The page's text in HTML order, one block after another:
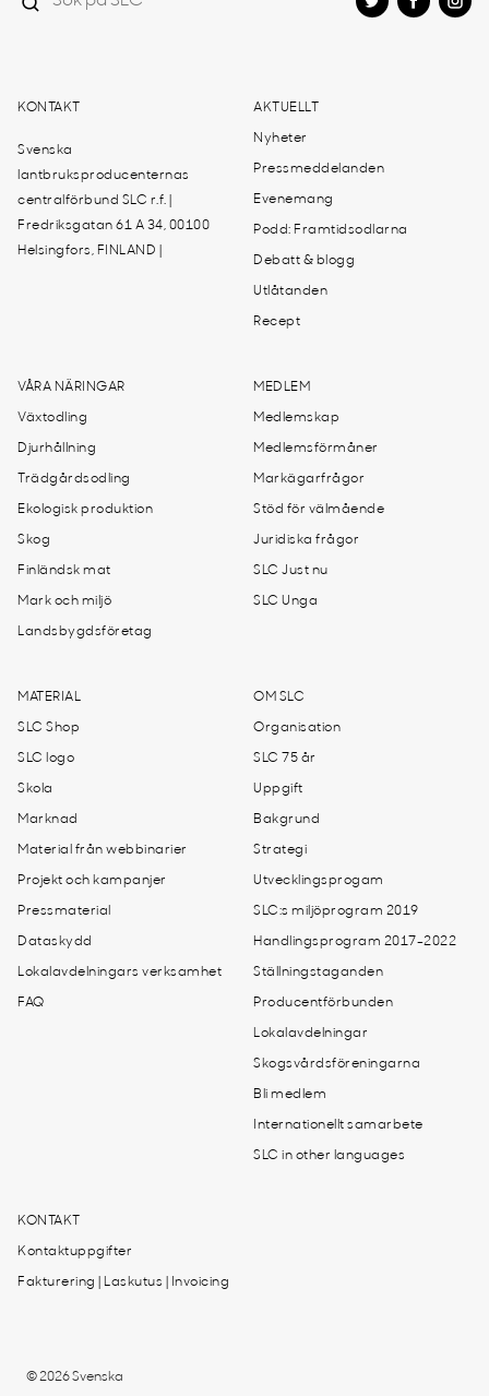
KONTAKT
Svenska
lantbruksproducenternas
centralförbund SLC r.f. |
Fredriksgatan 61 A 34, 00100
Helsingfors, FINLAND |
AKTUELLT
Nyheter
Pressmeddelanden
Evenemang
Podd: Framtidsodlarna
Debatt & blogg
Utlåtanden
Recept
VÅRA NÄRINGAR
Växtodling
Djurhållning
Trädgårdsodling
Ekologisk produktion
Skog
Finländsk mat
Mark och miljö
Landsbygdsföretag
MEDLEM
Medlemskap
Medlemsförmåner
Markägarfrågor
Stöd för välmående
Juridiska frågor
SLC Just nu
SLC Unga
MATERIAL
SLC Shop
SLC logo
Skola
Marknad
Material från webbinarier
Projekt och kampanjer
Pressmaterial
Dataskydd
Lokalavdelningars verksamhet
FAQ
OM SLC
Organisation
SLC 75 år
Uppgift
Bakgrund
Strategi
Utvecklingsprogam
SLC:s miljöprogram 2019
Handlingsprogram 2017-2022
Ställningstaganden
Producentförbunden
Lokalavdelningar
Skogsvårdsföreningarna
Bli medlem
Internationellt samarbete
SLC in other languages
KONTAKT
Kontaktuppgifter
Fakturering | Laskutus | Invoicing
© 2026 Svenska